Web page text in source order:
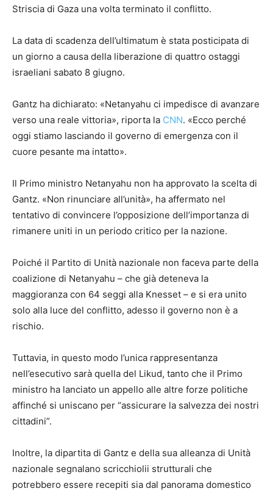
Striscia di Gaza una volta terminato il conflitto.
La data di scadenza dell’ultimatum è stata posticipata di
un giorno a causa della liberazione di quattro ostaggi
israeliani sabato 8 giugno.
Gantz ha dichiarato: «Netanyahu ci impedisce di avanzare
verso una reale vittoria», riporta la CNN. «Ecco perché
oggi stiamo lasciando il governo di emergenza con il
cuore pesante ma intatto».
Il Primo ministro Netanyahu non ha approvato la scelta di
Gantz. «Non rinunciare all’unità», ha affermato nel
tentativo di convincere l’opposizione dell’importanza di
rimanere uniti in un periodo critico per la nazione.
Poiché il Partito di Unità nazionale non faceva parte della
coalizione di Netanyahu – che già deteneva la
maggioranza con 64 seggi alla Knesset – e si era unito
solo alla luce del conflitto, adesso il governo non è a
rischio.
Tuttavia, in questo modo l’unica rappresentanza
nell’esecutivo sarà quella del Likud, tanto che il Primo
ministro ha lanciato un appello alle altre forze politiche
affinché si uniscano per “assicurare la salvezza dei nostri
cittadini”.
Inoltre, la dipartita di Gantz e della sua alleanza di Unità
nazionale segnalano scricchiolii strutturali che
potrebbero essere recepiti sia dal panorama domestico